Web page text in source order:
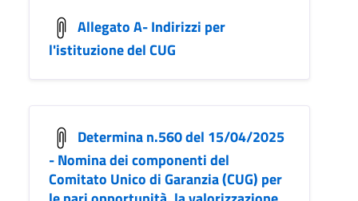
Allegato A- Indirizzi per
l'istituzione del CUG
Determina n.560 del 15/04/2025
- Nomina dei componenti del
Comitato Unico di Garanzia (CUG) per